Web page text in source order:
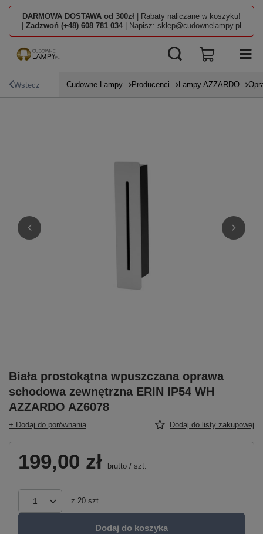
DARMOWA DOSTAWA od 300zł | Rabaty naliczane w koszyku!
Zadzwoń (+48) 608 781 034 | Napisz: sklep@cudownelampy.pl
Wstecz Cudowne Lampy Producenci Lampy AZZARDO
Biała prostokątna wpuszczana oprawa
schodowa zewnętrzna ERIN IP54 WH
AZZARDO AZ6078
+ Dodaj do porównania Dodaj do listy zakupowej
199,00 zł brutto / szt.
z 20 szt.
Dodaj do koszyka